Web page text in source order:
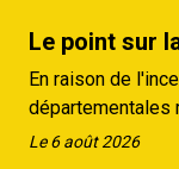
Le point sur
En raison de
départementales
• RD 301 :
Le 6 août 2026